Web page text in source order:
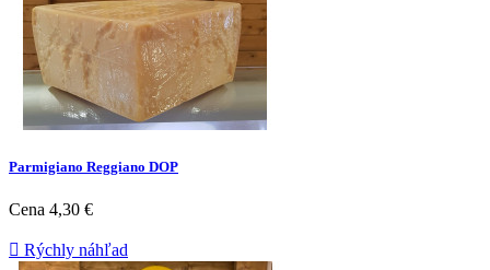
Parmigiano Reggiano DOP
Cena 4,30 €
 Rýchly náhľad